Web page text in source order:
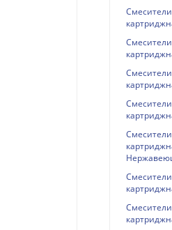
Смесители
Смесители
Смесители
Смесители
Смесители
Смесители
Смесители